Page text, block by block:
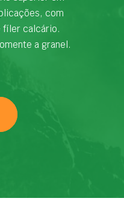
com
fíler calcário.
a granel.